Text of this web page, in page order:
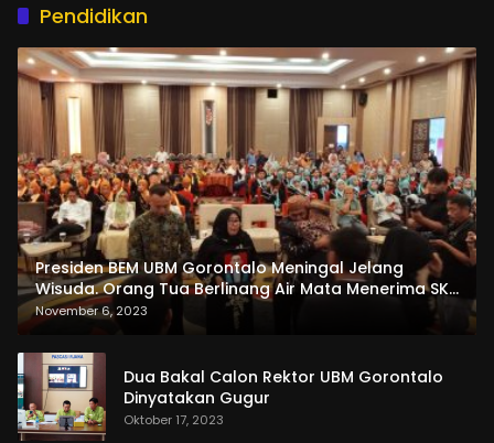
Pendidikan
Presiden BEM UBM Gorontalo Meningal Jelang
Wisuda. Orang Tua Berlinang Air Mata Menerima SKL
dan Pemasangan Salempang
November 6, 2023
Dua Bakal Calon Rektor UBM Gorontalo
Dinyatakan Gugur
Oktober 17, 2023